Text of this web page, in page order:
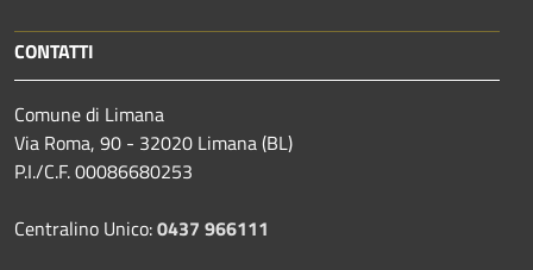
CONTATTI
Comune di Limana
Via Roma, 90 - 32020 Limana (BL)
P.I./C.F. 00086680253
Centralino Unico:0437 966111